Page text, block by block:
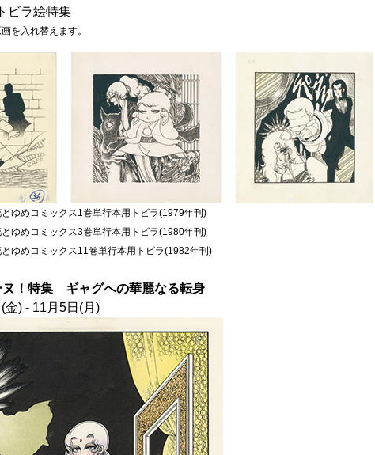
ビラ絵特集
を入れ替えます。
ゆめコミックス1巻単行本用トビラ(1979年刊)
ゆめコミックス3巻単行本用トビラ(1980年刊)
ゆめコミックス11巻単行本用トビラ(1982年刊)
ヌ！特集 ギャグへの華麗なる転身
金) - 11月5日(月)